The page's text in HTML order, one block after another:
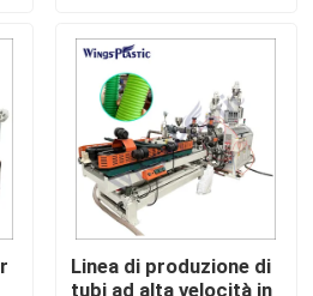
del tubo dell'HDPE
del tubo del PVC
tubo di PPR
Linea di produzione di
tubi ad alta velocità in